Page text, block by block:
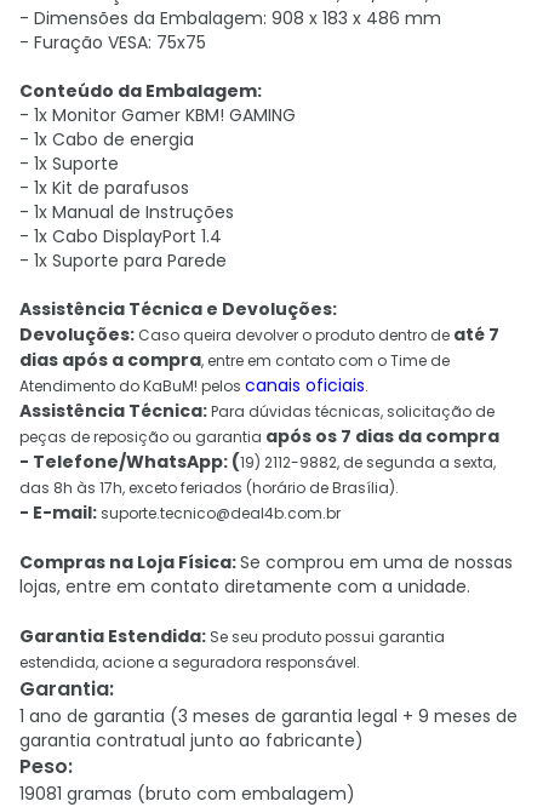
- Dimensões da Embalagem: 908 x 183 x 486 mm
- Furação VESA: 75x75
Conteúdo da Embalagem:
- 1x Monitor Gamer KBM! GAMING
- 1x Cabo de energia
- 1x Suporte
- 1x Kit de parafusos
- 1x Manual de Instruções
- 1x Cabo DisplayPort 1.4
- 1x Suporte para Parede
Assistência Técnica e Devoluções:
Devoluções: Caso queira devolver o produto dentro de até 7
dias após a compra, entre em contato com o Time de
Atendimento do KaBuM! pelos canais oficiais.
Assistência Técnica:Para dúvidas técnicas, solicitação de
peças de reposição ou garantia após os 7 dias da compra
- Telefone/WhatsApp: (19) 2112-9882, de segunda a sexta,
das 8h às 17h, exceto feriados (horário de Brasília).
- E-mail:suporte.tecnico@deal4b.com.br
Compras na Loja Física:Se comprou em uma de nossas
lojas, entre em contato diretamente com a unidade.
Garantia Estendida: Se seu produto possui garantia
estendida, acione a seguradora responsável.
Garantia:
1 ano de garantia (3 meses de garantia legal + 9 meses de
garantia contratual junto ao fabricante)
Peso:
19081 gramas (bruto com embalagem)